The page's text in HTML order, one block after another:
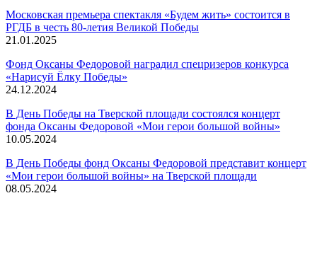
Московская премьера спектакля «Будем жить» состоится в
РГДБ в честь 80-летия Великой Победы
21.01.2025
Фонд Оксаны Федоровой наградил спецризеров конкурса
«Нарисуй Ёлку Победы»
24.12.2024
В День Победы на Тверской площади состоялся концерт
фонда Оксаны Федоровой «Мои герои большой войны»
10.05.2024
В День Победы фонд Оксаны Федоровой представит концерт
«Мои герои большой войны» на Тверской площади
08.05.2024